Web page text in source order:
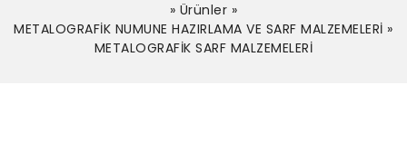
» Ürünler »
METALOGRAFİK NUMUNE HAZIRLAMA VE SARF MALZEMELERİ »
METALOGRAFİK SARF MALZEMELERİ